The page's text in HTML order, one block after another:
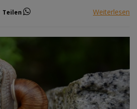
Teilen Weiterlesen